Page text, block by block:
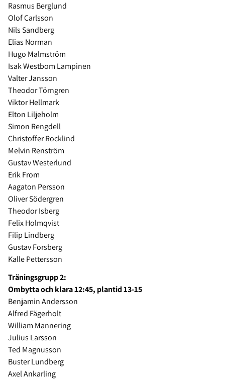
Rasmus Berglund
Olof Carlsson
Nils Sandberg
Elias Norman
Hugo Malmström
Isak Westbom Lampinen
Valter Jansson
Theodor Törngren
Viktor Hellmark
Elton Liljeholm
Simon Rengdell
Christoffer Rocklind
Melvin Renström
Gustav Westerlund
Erik From
Aagaton Persson
Oliver Södergren
Theodor Isberg
Felix Holmqvist
Filip Lindberg
Gustav Forsberg
Kalle Pettersson
Träningsgrupp 2:
Ombytta och klara 12:45, plantid 13-15
Benjamin Andersson
Alfred Fägerholt
William Mannering
Julius Larsson
Ted Magnusson
Buster Lundberg
Axel Ankarling